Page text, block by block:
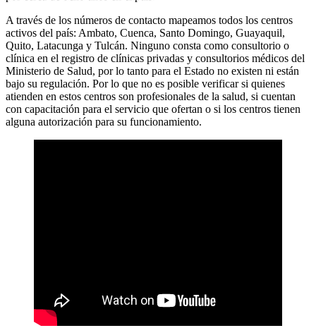
A través de los números de contacto mapeamos todos los centros
activos del país: Ambato, Cuenca, Santo Domingo, Guayaquil,
Quito, Latacunga y Tulcán. Ninguno consta como consultorio o
clínica en el registro de clínicas privadas y consultorios médicos del
Ministerio de Salud, por lo tanto para el Estado no existen ni están
bajo su regulación. Por lo que no es posible verificar si quienes
atienden en estos centros son profesionales de la salud, si cuentan
con capacitación para el servicio que ofertan o si los centros tienen
alguna autorización para su funcionamiento.